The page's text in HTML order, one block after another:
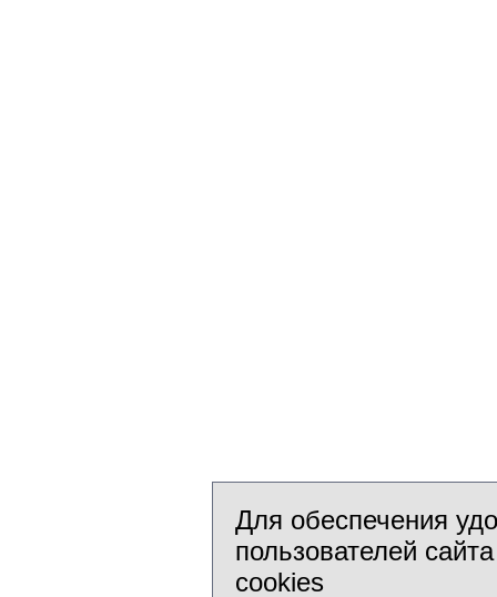
Для обеспечения
пользователей
cookies